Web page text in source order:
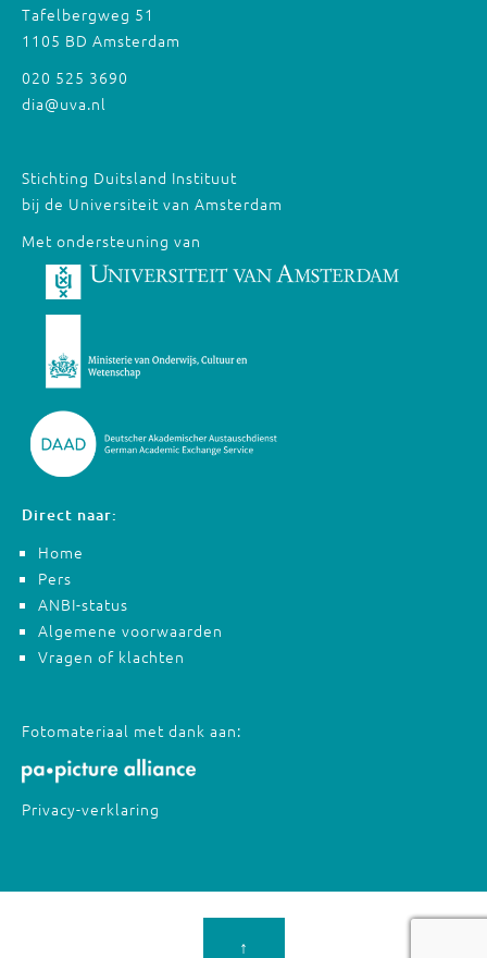
Tafelbergweg 51
1105 BD Amsterdam
020 525 3690
dia@uva.nl
Stichting Duitsland Instituut
bij de Universiteit van Amsterdam
Met ondersteuning van
Direct naar:
Home
Pers
ANBI-status
Algemene voorwaarden
Vragen of klachten
Fotomateriaal met dank aan:
Privacy-verklaring
↑